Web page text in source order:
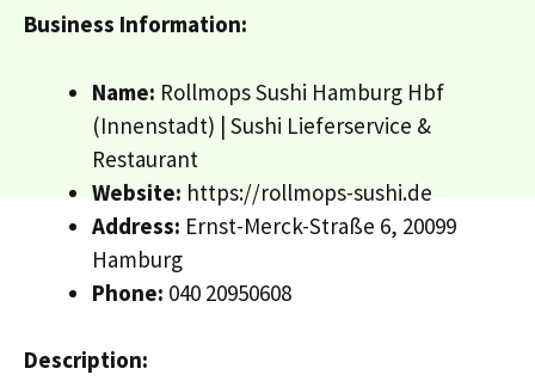
Business Information:
Name: Rollmops Sushi Hamburg Hbf
(Innenstadt) | Sushi Lieferservice &
Restaurant
Website: https://rollmops-sushi.de
Address: Ernst-Merck-Straße 6, 20099
Hamburg
Phone: 040 20950608
Description: